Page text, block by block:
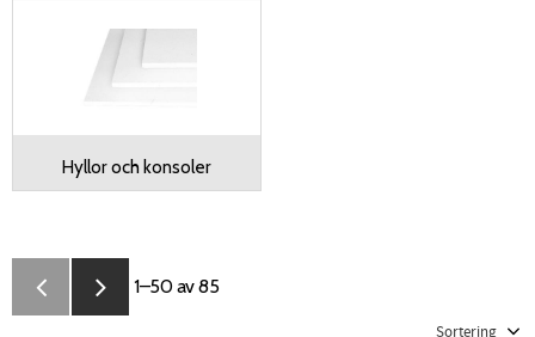
Hyllor och konsoler
1–50av85
Välj sortering